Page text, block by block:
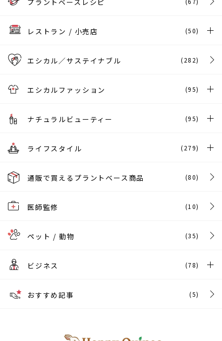
レストラン / 小売店 (50)
エシカル／サステイナブル (282)
エシカルファッション (95)
ナチュラルビューティー (95)
ライフスタイル (279)
通販で買えるプラントベース商品 (80)
医師監修 (10)
ペット / 動物 (35)
ビジネス (78)
おすすめ記事 (5)